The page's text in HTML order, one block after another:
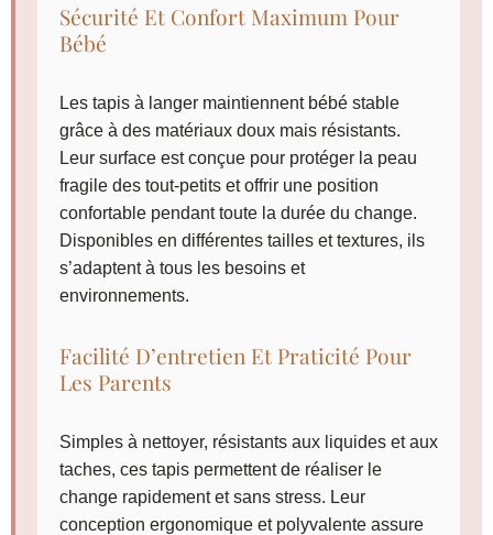
Sécurité Et Confort Maximum Pour
Bébé
Les tapis à langer maintiennent bébé stable
grâce à des matériaux doux mais résistants.
Leur surface est conçue pour protéger la peau
fragile des tout-petits et offrir une position
confortable pendant toute la durée du change.
Disponibles en différentes tailles et textures, ils
s’adaptent à tous les besoins et
environnements.
Facilité D’entretien Et Praticité Pour
Les Parents
Simples à nettoyer, résistants aux liquides et aux
taches, ces tapis permettent de réaliser le
change rapidement et sans stress. Leur
conception ergonomique et polyvalente assure